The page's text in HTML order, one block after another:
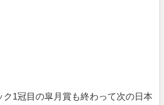
1冠目の皐月賞も終わって次の日本